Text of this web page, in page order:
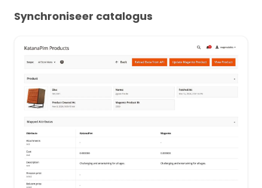
Synchroniseer catalogus